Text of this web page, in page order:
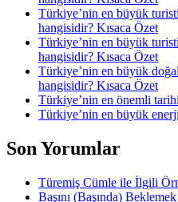
Türkiye’nin en büyük
hangisidir? Kısaca Özet
Türkiye’nin en büyük
hangisidir? Kısaca Özet
Türkiye’nin en büyük
hangisidir? Kısaca Özet
Türkiye’nin en önemli
Türkiye’nin en büyük
Son Yorumlar
Türemiş Cümle ile İlgili
Başını (Başında)